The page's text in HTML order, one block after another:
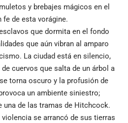
y brebajes mágicos en el
fe de esta vorágine.
que dormita en el fondo
que aún vibran al amparo
La ciudad está en silencio,
cuervos que salta de un árbol a
torna oscuro y la profusión de
un ambiente siniestro;
una de las tramas de Hitchcock.
se arrancó de sus tierras